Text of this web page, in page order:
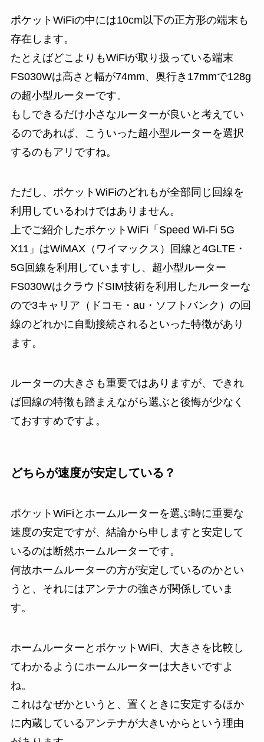
ポケットWiFiの中には10cm以下の正方形の端末も
存在します。
たとえばどこよりもWiFiが取り扱っている端末
FS030Wは高さと幅が74mm、奥行き17mmで128g
の超小型ルーターです。
もしできるだけ小さなルーターが良いと考えてい
るのであれば、こういった超小型ルーターを選択
するのもアリですね。
ただし、ポケットWiFiのどれもが全部同じ回線を
利用しているわけではありません。
上でご紹介したポケットWiFi「Speed Wi-Fi 5G
X11」はWiMAX（ワイマックス）回線と4GLTE・
5G回線を利用していますし、超小型ルーター
FS030WはクラウドSIM技術を利用したルーターな
ので3キャリア（ドコモ・au・ソフトバンク）の回
線のどれかに自動接続されるといった特徴があり
ます。
ルーターの大きさも重要ではありますが、できれ
ば回線の特徴も踏まえながら選ぶと後悔が少なく
ておすすめですよ。
どちらが速度が安定している？
ポケットWiFiとホームルーターを選ぶ時に重要な
速度の安定ですが、結論から申しますと安定して
いるのは断然ホームルーターです。
何故ホームルーターの方が安定しているのかとい
うと、それにはアンテナの強さが関係していま
す。
ホームルーターとポケットWiFi、大きさを比較し
てわかるようにホームルーターは大きいですよ
ね。
これはなぜかというと、置くときに安定するほか
に内蔵しているアンテナが大きいからという理由